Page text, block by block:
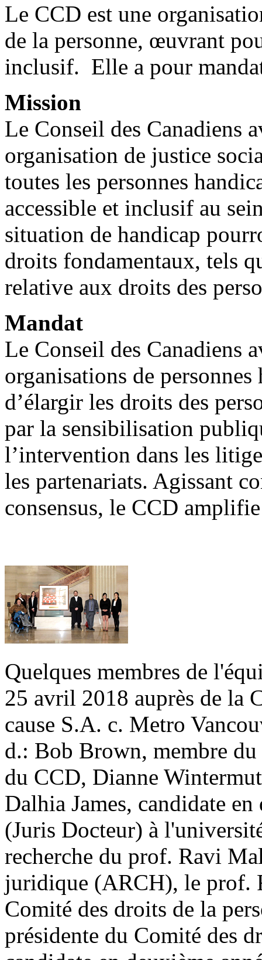
Le CCD est une
de la personne, œuvrant
inclusif. Elle a pour
Mission
Le Conseil des Canadiens
organisation de justice
toutes les personnes
accessible et inclusif au
situation de handicap
droits fondamentaux, tels
relative aux droits des
Mandat
Le Conseil des Canadiens
organisations de
d’élargir les droits des
par la sensibilisation
l’intervention dans les
les partenariats. Agissant
consensus, le CCD
Quelques membres de
25 avril 2018 auprès de la
cause S.A. c. Metro
d.: Bob Brown, membre
du CCD, Dianne
Dalhia James, candidate
(Juris Docteur) à
recherche du prof. Ravi
juridique (ARCH), le prof.
Comité des droits de la
présidente du Comité des